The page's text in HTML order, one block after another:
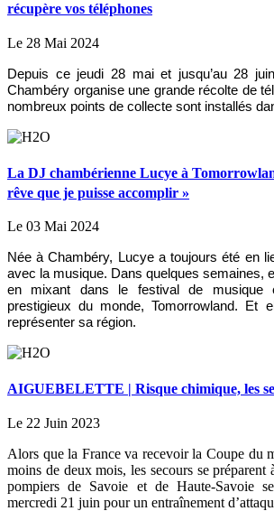
récupère vos téléphones
Le 28 Mai 2024
Depuis ce jeudi 28 mai et jusqu’au 28
Chambéry organise une grande récolte de
nombreux points de collecte sont installés
La DJ chambérienne Lucye à
rêve que je puisse accomplir »
Le 03 Mai 2024
Née à Chambéry, Lucye a toujours été en
avec la musique. Dans quelques semaines,
en mixant dans le festival de musique
prestigieux du monde, Tomorrowland. Et
représenter sa région.
AIGUEBELETTE | Risque chimique, les
Le 22 Juin 2023
Alors que la France va recevoir la Coupe du
moins de deux mois, les secours se préparent
pompiers de Savoie et de Haute-Savoie
mercredi 21 juin pour un entraînement